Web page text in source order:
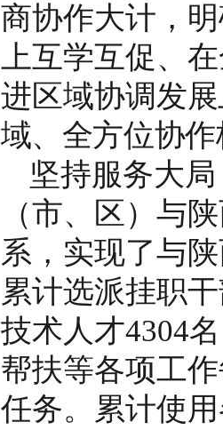
商协作大计，
上互学互促、
进区域协调发
域、全方位协
坚持服务大
（市、区）与
系，实现了与
累计选派挂职
技术人才4304
帮扶等各项工
任务。累计使